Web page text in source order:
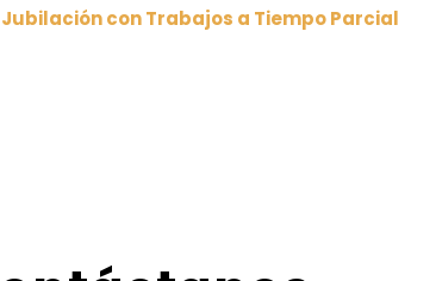
con Trabajos a Tiempo Parcial